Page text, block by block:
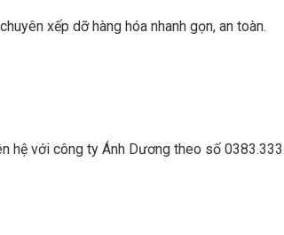
xếp dỡ hàng hóa nhanh gọn, an toàn.
hệ với công ty Ánh Dương theo số